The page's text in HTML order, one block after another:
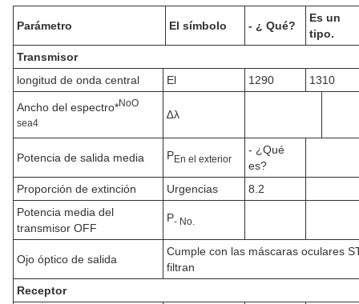
Parámetro El símbolo - ¿ Qué?
Es un
tipo.
Transmisor
longitud de onda central
El 1290 1310
Ancho del espectro*NoO
sea4
∆λ
Potencia de salida media PEn el exterior
- ¿Qué
es?
Proporción de extinción
Urgencias
8.2
Potencia media del
transmisor OFF
P- No.
Ojo óptico de salida
Cumple con las máscaras oculares
filtran
Receptor